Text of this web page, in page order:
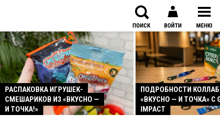
РАСПАКОВКА ИГРУШЕК-
СМЕШАРИКОВ ИЗ «ВКУСНО —
И ТОЧКА!»
ПОДРОБНОСТИ
«ВКУСНО — И ТОЧКА» С
IMPACT